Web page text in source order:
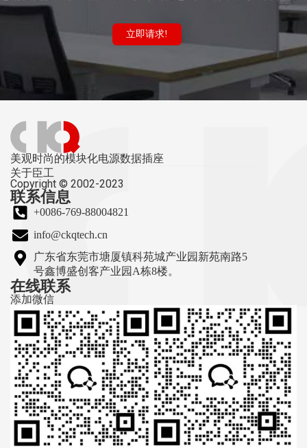
立即请求!
美观时尚的模块化电源数据插座
关于臣工
Copyright © 2002-2023
联系信息
+0086-769-88004821
info@ckqtech.cn
广东省东莞市塘厦镇科苑城产业园新苑南路5
号鑫博盛创客产业园A栋8楼。
在线联系
添加微信